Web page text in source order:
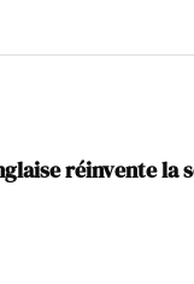
réinvente la